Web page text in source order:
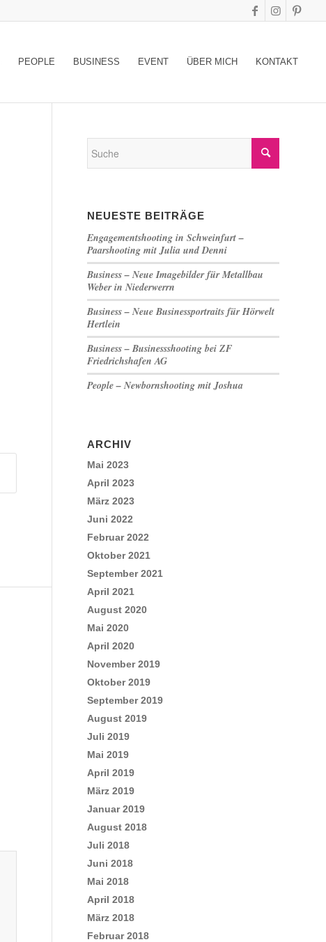
PEOPLE BUSINESS EVENT ÜBER MICH KONTAKT
NEUESTE BEITRÄGE
Engagementshooting in Schweinfurt –
Paarshooting mit Julia und Denni
Business – Neue Imagebilder für Metallbau
Weber in Niederwerrn
Business – Neue Businessportraits für Hörwelt
Hertlein
Business – Businessshooting bei ZF
Friedrichshafen AG
People – Newbornshooting mit Joshua
ARCHIV
Mai 2023
April 2023
März 2023
Juni 2022
Februar 2022
Oktober 2021
September 2021
April 2021
August 2020
Mai 2020
April 2020
November 2019
Oktober 2019
September 2019
August 2019
Juli 2019
Mai 2019
April 2019
März 2019
Januar 2019
August 2018
Juli 2018
Juni 2018
Mai 2018
April 2018
März 2018
Februar 2018